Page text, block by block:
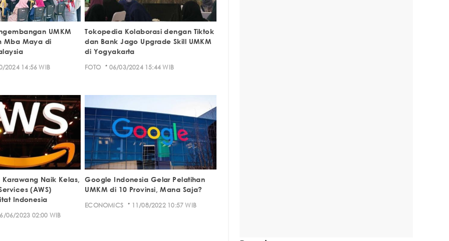
UMKM
Mba Maya di
2024 14:56 WIB
Tokopedia Kolaborasi dengan Tiktok
dan Bank Jago Upgrade Skill UMKM
di Yogyakarta
FOTO · 06/03/2024 15:44 WIB
Karawang Naik Kelas,
(AWS)
Indonesia
06/2023 02:00 WIB
Google Indonesia Gelar Pelatihan
UMKM di 10 Provinsi, Mana Saja?
ECONOMICS · 11/08/2022 10:57 WIB